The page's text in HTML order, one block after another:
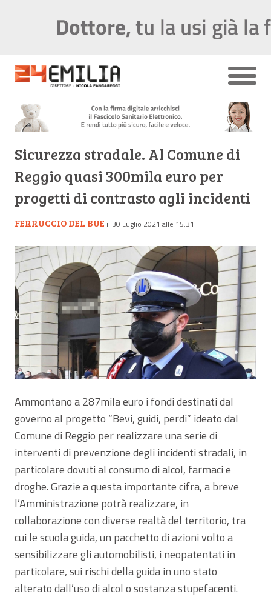
Sicurezza stradale. Al Comune di
Reggio quasi 300mila euro per
progetti di contrasto agli incidenti
FERRUCCIO DEL BUE il 30 Luglio 2021 alle 15:31
Ammontano a 287mila euro i fondi destinati dal
governo al progetto “Bevi, guidi, perdi” ideato dal
Comune di Reggio per realizzare una serie di
interventi di prevenzione degli incidenti stradali, in
particolare dovuti al consumo di alcol, farmaci e
droghe. Grazie a questa importante cifra, a breve
l’Amministrazione potrà realizzare, in
collaborazione con diverse realtà del territorio, tra
cui le scuola guida, un pacchetto di azioni volto a
sensibilizzare gli automobilisti, i neopatentati in
particolare, sui rischi della guida in uno stato
alterato dall’uso di alcol o sostanza stupefacenti.